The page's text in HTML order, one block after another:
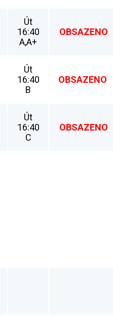
Út
16:40
A,A+
OBSAZENO
Út
16:40
B
OBSAZENO
Út
16:40
C
OBSAZENO